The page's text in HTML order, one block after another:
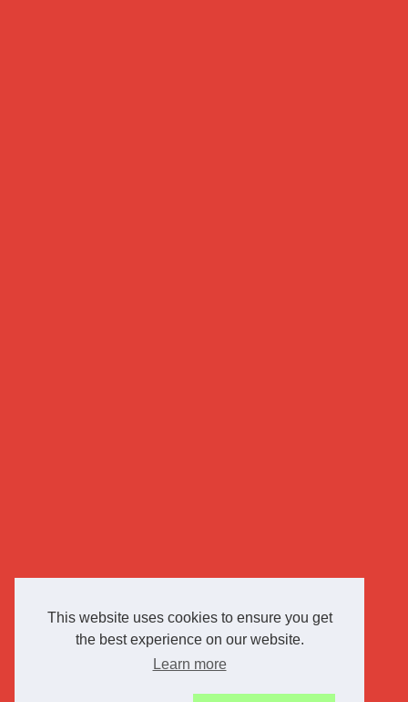
This website uses cookies to ensure you get
the best experience on our website.
Learn more